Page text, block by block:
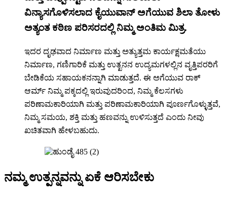
ವಿನ್ಯಾಸಗೊಳಿಸಲಾದ ಕೈಯುವಾನ್ ಅಗೆಯುವ ಶಿಲಾ ತೋಳು
ಅತ್ಯಂತ ಕಠಿಣ ಪರಿಸರದಲ್ಲಿ ನಿಮ್ಮ ಅಂತಿಮ ಮಿತ್ರ.
ಇದರ ದೃಢವಾದ ನಿರ್ಮಾಣ ಮತ್ತು ಅತ್ಯುತ್ತಮ ಕಾರ್ಯಕ್ಷಮತೆಯು
ನಿರ್ಮಾಣ, ಗಣಿಗಾರಿಕೆ ಮತ್ತು ಉತ್ಖನನ ಉದ್ಯಮಗಳಲ್ಲಿನ ವೃತ್ತಿಪರರಿಗೆ
ಬೇಡಿಕೆಯ ಸಹಾಯಕನನ್ನಾಗಿ ಮಾಡುತ್ತದೆ. ಈ ಅಗೆಯುವ ರಾಕ್
ಆರ್ಮ್ ನಿಮ್ಮ ಪಕ್ಕದಲ್ಲಿ ಇರುವುದರಿಂದ, ನಿಮ್ಮ ಕೆಲಸಗಳು
ಪರಿಣಾಮಕಾರಿಯಾಗಿ ಮತ್ತು ಪರಿಣಾಮಕಾರಿಯಾಗಿ ಪೂರ್ಣಗೊಳ್ಳುತ್ತವೆ,
ನಿಮ್ಮ ಸಮಯ, ಶಕ್ತಿ ಮತ್ತು ಹಣವನ್ನು ಉಳಿಸುತ್ತದೆ ಎಂದು ನೀವು
ಖಚಿತವಾಗಿ ಹೇಳಬಹುದು.
ನಮ್ಮ ಉತ್ಪನ್ನವನ್ನು ಏಕೆ ಆರಿಸಬೇಕು